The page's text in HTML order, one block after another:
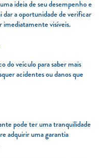
ideia de seu desempenho e
a oportunidade de verificar
imediatamente visíveis.
do veículo para saber mais
acidentes ou danos que
pode ter uma tranquilidade
adquirir uma garantia